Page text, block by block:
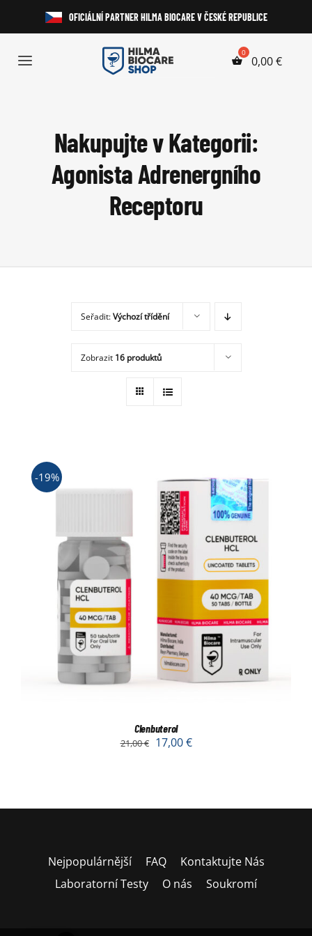
obsah
OFICIÁLNÍ PARTNER HILMA BIOCARE V ČESKÉ REPUBLICE
Toggle
HGH a Peptidy
Perorální Steroidy
0,00€
Nakupujte v Kategorii:
Agonista Adrenergního
Receptoru
Seřadit:Výchozí třídění
Zobrazit 16 produktů
-19%
Clenbuterol
21,00€ 17,00€
Nejpopulárnější FAQ
Kontaktujte Nás
Laboratorní Testy
O nás Soukromí